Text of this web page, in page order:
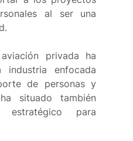
al ser una
privada ha
enfocada
de personas y
situado también
para